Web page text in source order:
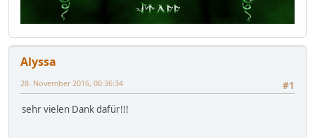
Alyssa
#1
28. November 2016, 00:36:34
sehr vielen Dank dafür!!!